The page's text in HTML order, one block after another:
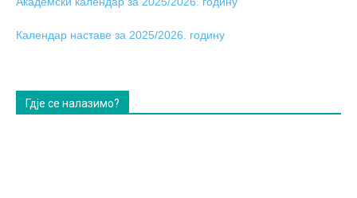
Календар наставе за 2025/2026. годину
Гдје се налазимо?